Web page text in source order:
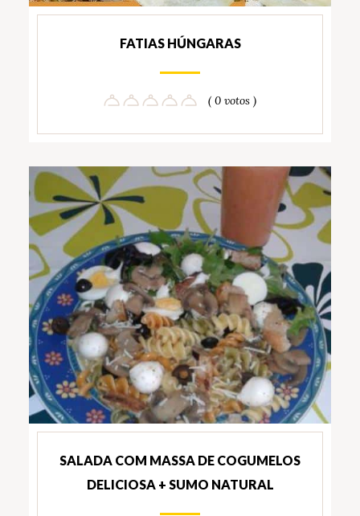
FATIAS HÚNGARAS
( 0 votos )
SALADA COM MASSA DE COGUMELOS
DELICIOSA + SUMO NATURAL